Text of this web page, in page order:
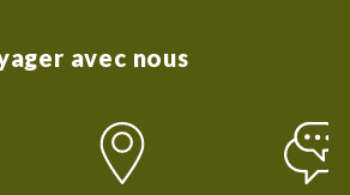
son pays, son
biodiversité
ne subit pas
avec nous